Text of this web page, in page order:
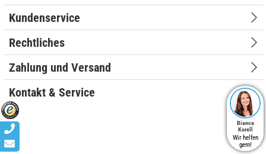
Kundenservice
Rechtliches
Zahlung und Versand
Kontakt & Service
Bianca
Korell
Wir helfen
gern!